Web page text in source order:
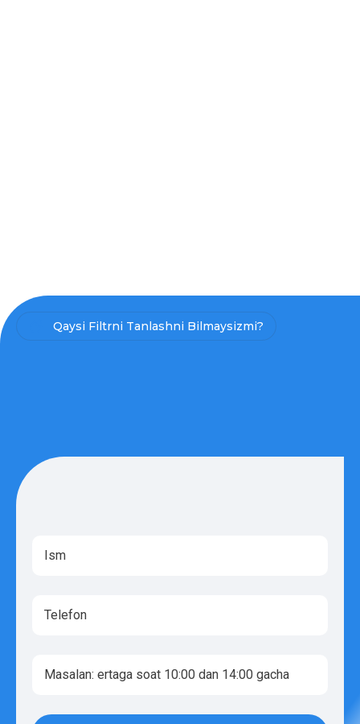
Qaysi Filtrni Tanlashni Bilmaysizmi?